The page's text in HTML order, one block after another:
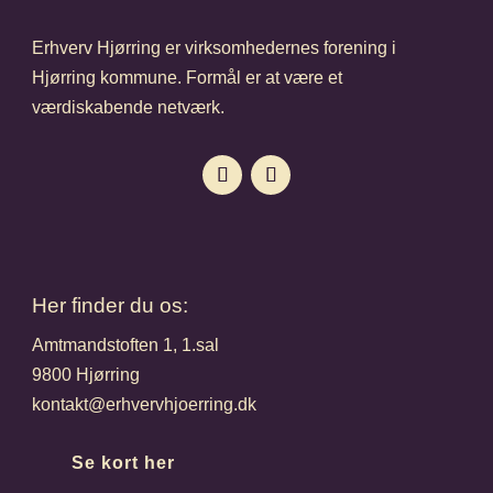
Erhverv Hjørring er virksomhedernes forening i
Hjørring kommune. Formål er at være et
værdiskabende netværk.
Her finder du os:
Amtmandstoften 1, 1.sal
9800 Hjørring
kontakt@erhvervhjoerring.dk
Se kort her